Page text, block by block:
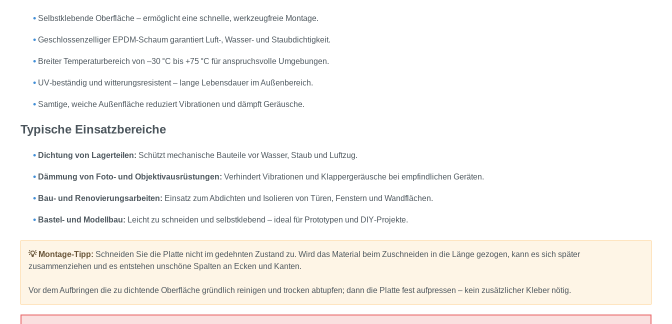
• Selbstklebende Oberfläche – ermöglicht eine schnelle, werkzeugfreie Montage.
• Geschlossenzelliger EPDM‑Schaum garantiert Luft‑, Wasser‑ und Staubdichtigkeit.
• Breiter Temperaturbereich von –30 °C bis +75 °C für anspruchsvolle Umgebungen.
• UV‑beständig und witterungsresistent – lange Lebensdauer im Außenbereich.
• Samtige, weiche Außenfläche reduziert Vibrationen und dämpft Geräusche.
Typische Einsatzbereiche
• Dichtung von Lagerteilen: Schützt mechanische Bauteile vor Wasser, Staub und Luftzug.
• Dämmung von Foto‑ und Objektivausrüstungen: Verhindert Vibrationen und Klappergeräusche bei empfindlichen Geräten.
• Bau‑ und Renovierungsarbeiten: Einsatz zum Abdichten und Isolieren von Türen, Fenstern und Wandflächen.
• Bastel‑ und Modellbau: Leicht zu schneiden und selbstklebend – ideal für Prototypen und DIY‑Projekte.
💡 Montage-Tipp: Schneiden Sie die Platte nicht im gedehnten Zustand zu. Wird das Material beim Zuschneiden in die Länge gezogen, kann es sich später
zusammenziehen und es entstehen unschöne Spalten an Ecken und Kanten.
Vor dem Aufbringen die zu dichtende Oberfläche gründlich reinigen und trocken abtupfen; dann die Platte fest aufpressen – kein zusätzlicher Kleber nötig.